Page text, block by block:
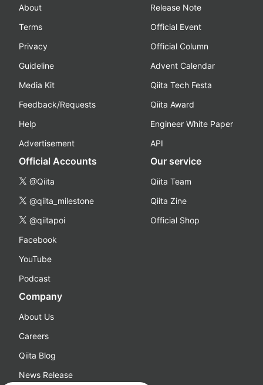
About
Terms
Privacy
Guideline
Media Kit
Feedback/Requests
Help
Advertisement
Release Note
Official Event
Official Column
Advent Calendar
Qiita Tech Festa
Qiita Award
Engineer White Paper
API
Official Accounts
@Qiita
@qiita_milestone
@qiitapoi
Facebook
YouTube
Podcast
Our service
Qiita Team
Qiita Zine
Official Shop
Company
About Us
Careers
Qiita Blog
News Release